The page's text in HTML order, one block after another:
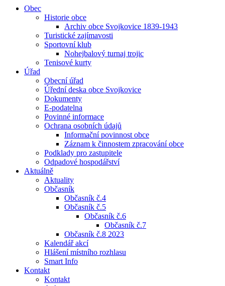
Obec
Historie obce
Archiv obce Svojkovice 1839-1943
Turistické zajímavosti
Sportovní klub
Nohejbalový turnaj trojic
Tenisové kurty
Úřad
Obecní úřad
Úřední deska obce Svojkovice
Dokumenty
E-podatelna
Povinné informace
Ochrana osobních údajů
Informační povinnost obce
Záznam k činnostem zpracování obce
Podklady pro zastupitele
Odpadové hospodářství
Aktuálně
Aktuality
Občasník
Občasník č.4
Občasník č.5
Občasník č.6
Občasník č.7
Občasník č.8 2023
Kalendář akcí
Hlášení místního rozhlasu
Smart Info
Kontakt
Kontakt